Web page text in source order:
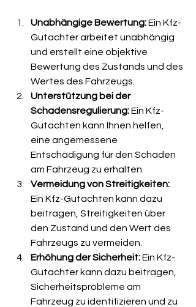
Unabhängige Bewertung: Ein Kfz-
Gutachter arbeitet unabhängig
und erstellt eine objektive
Bewertung des Zustands und des
Wertes des Fahrzeugs.
Unterstützung bei der
Schadensregulierung: Ein Kfz-
Gutachten kann Ihnen helfen,
eine angemessene
Entschädigung für den Schaden
am Fahrzeug zu erhalten.
Vermeidung von Streitigkeiten:
Ein Kfz-Gutachten kann dazu
beitragen, Streitigkeiten über
den Zustand und den Wert des
Fahrzeugs zu vermeiden.
Erhöhung der Sicherheit: Ein Kfz-
Gutachter kann dazu beitragen,
Sicherheitsprobleme am
Fahrzeug zu identifizieren und zu